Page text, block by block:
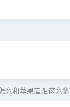
么和苹果差距这么多